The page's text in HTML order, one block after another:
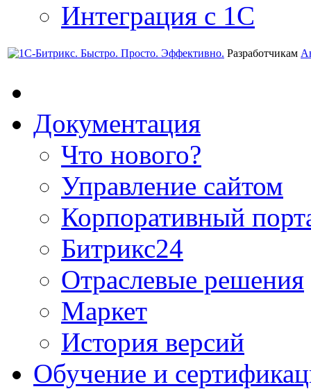
Интеграция с 1С
Разработчикам
Документация
Что нового?
Управление сайтом
Корпоративный
Битрикс24
Отраслевые решения
Маркет
История версий
Обучение и